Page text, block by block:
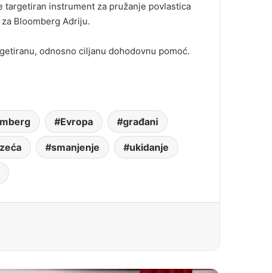
targetiran instrument za pružanje povlastica
Bloomberg Adriju.
odnosno ciljanu dohodovnu pomoć.
Evropa građani
smanjenje ukidanje